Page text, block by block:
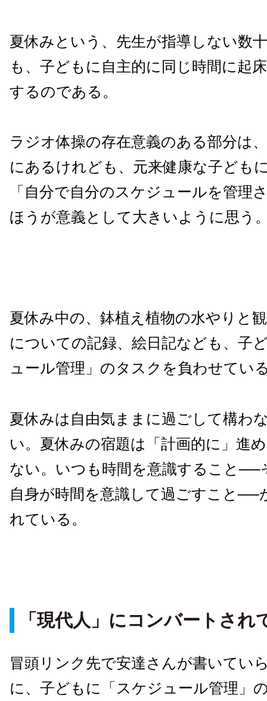
夏休みという、先生が指導しない数
も、子どもに自主的に同じ時間に起
するのである。
ラジオ体操の存在意義のある部分は
にあるけれども、元来健康な子ども
「自分で自分のスケジュールを管理
ほうが意義として大きいように思う
夏休み中の、鉢植え植物の水やりと
についての記録、絵日記なども、子
ュール管理」のタスクを負わせてい
夏休みは自由気ままに過ごして構わ
い。夏休みの宿題は「計画的に」進
ない。いつも時間を意識すること──
自身が時間を意識して過ごすこと──
れている。
「現代人」にコンバートされ
冒頭リンク先で安達さんが書いてい
に、子どもに「スケジュール管理」